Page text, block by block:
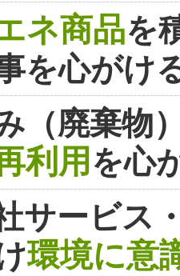
ネ商品を
を心がけ
（廃棄物
利用を心
サービス
環境に意